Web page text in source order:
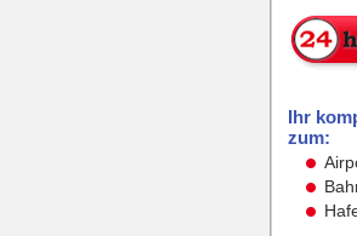
Ihr
zum: